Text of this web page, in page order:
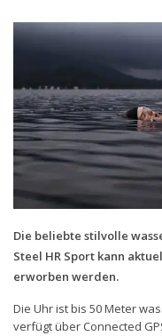
BASE
o2
Prepaid-
Datentarife
Flatrate-
Mobilfunk-
Flatrate-
Die beliebte stilvolle
Steel HR Sport kann
erworben werden.
Die Uhr ist bis 50 Meter
verfügt über Connected